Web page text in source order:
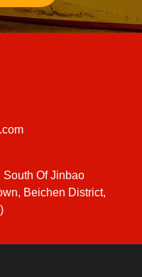
Of Jinbao
Beichen District,